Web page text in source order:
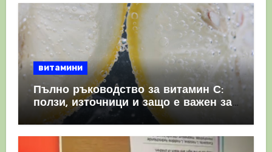
витамини
Пълно ръководство за витамин С:
ползи, източници и защо е важен за
имунната система